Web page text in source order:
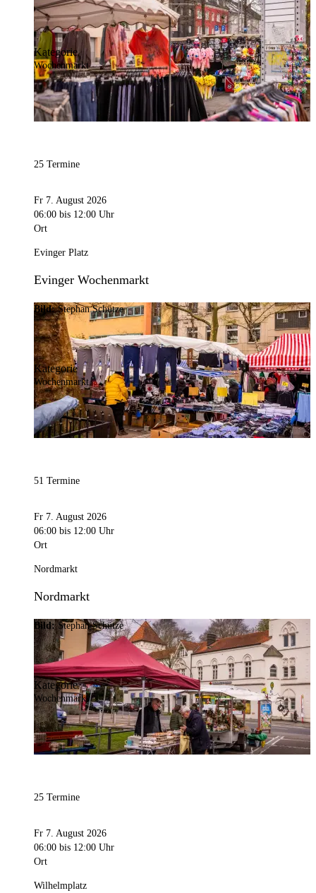
Kategorie
Wochenmarkt
25 Termine
Fr 7. August 2026
06:00 bis 12:00 Uhr
Ort
Evinger Platz
Evinger Wochenmarkt
Bild:Stephan Schütze
Kategorie
Wochenmarkt
51 Termine
Fr 7. August 2026
06:00 bis 12:00 Uhr
Ort
Nordmarkt
Nordmarkt
Bild:Stephan Schütze
Kategorie
Wochenmarkt
25 Termine
Fr 7. August 2026
06:00 bis 12:00 Uhr
Ort
Wilhelmplatz